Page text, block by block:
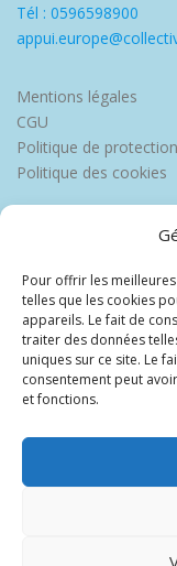
Pour offrir les
telles que les cookies
appareils. Le fait de
traiter des données
uniques sur ce site. Le
consentement peut
et fonctions.
Tél : 0596598900
Mentions légales
CGU
Politique de
Politique des cookies